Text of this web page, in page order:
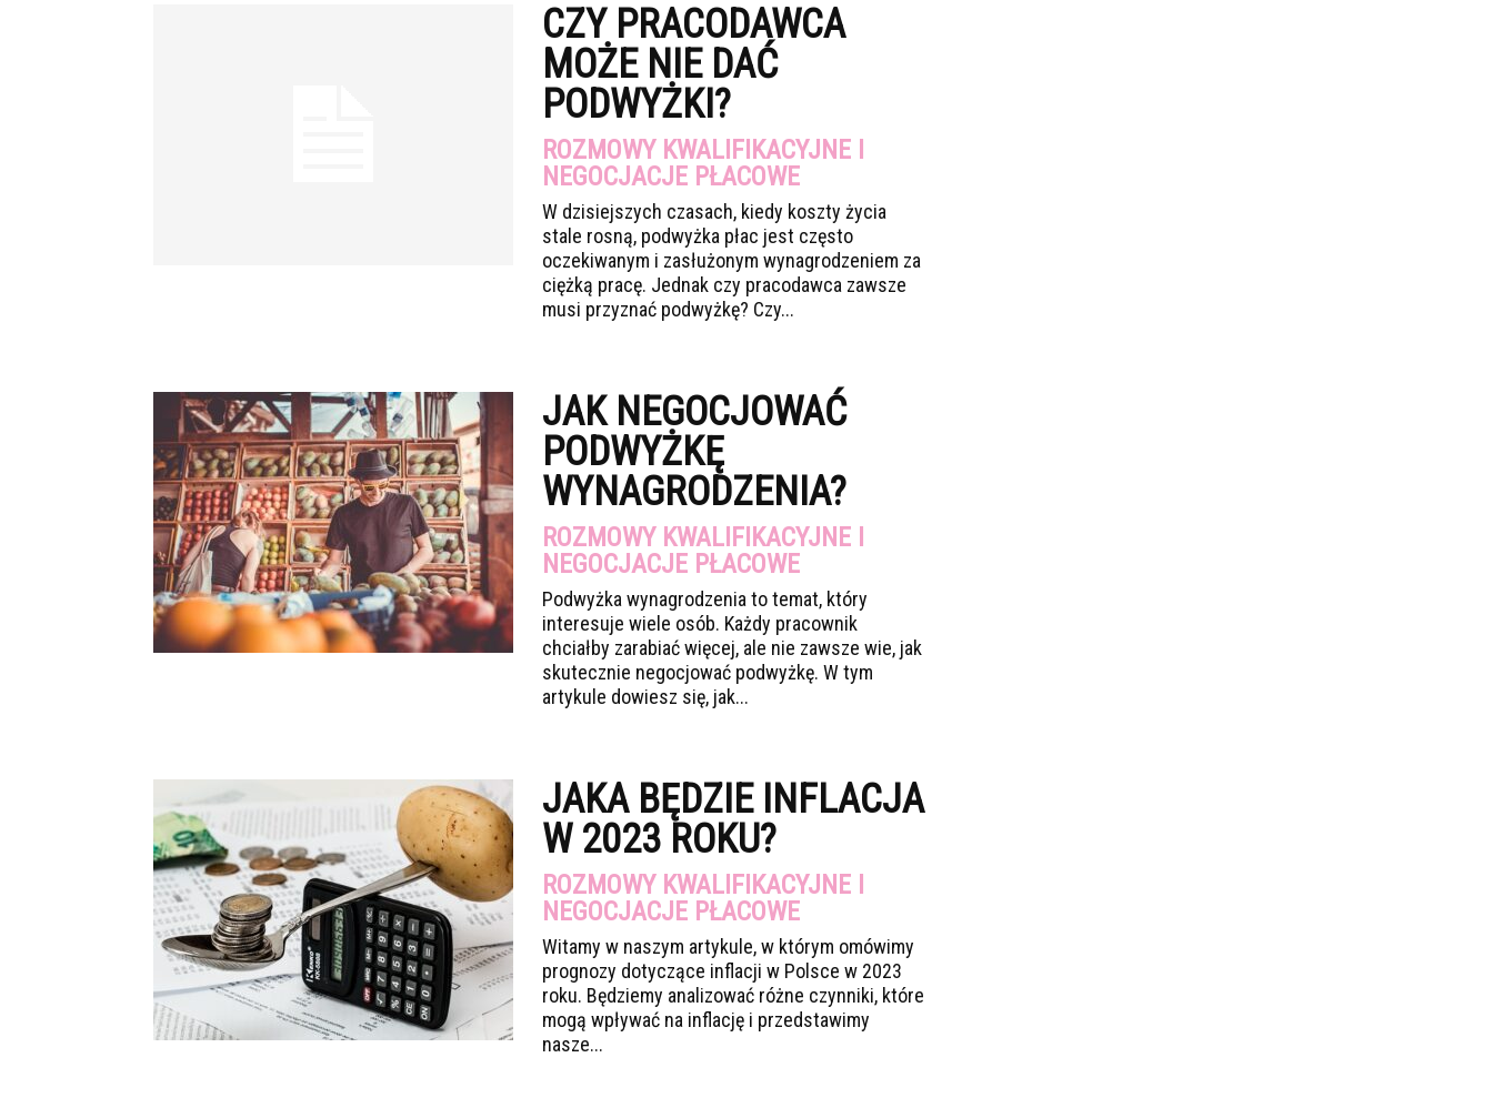
CZY PRACODAWCA
MOŻE NIE DAĆ
PODWYŻKI?
ROZMOWY KWALIFIKACYJNE I
NEGOCJACJE PŁACOWE
W dzisiejszych czasach, kiedy koszty życia
stale rosną, podwyżka płac jest często
oczekiwanym i zasłużonym wynagrodzeniem za
ciężką pracę. Jednak czy pracodawca zawsze
musi przyznać podwyżkę? Czy...
JAK NEGOCJOWAĆ
PODWYŻKĘ
WYNAGRODZENIA?
ROZMOWY KWALIFIKACYJNE I
NEGOCJACJE PŁACOWE
Podwyżka wynagrodzenia to temat, który
interesuje wiele osób. Każdy pracownik
chciałby zarabiać więcej, ale nie zawsze wie, jak
skutecznie negocjować podwyżkę. W tym
artykule dowiesz się, jak...
JAKA BĘDZIE INFLACJA
W 2023 ROKU?
ROZMOWY KWALIFIKACYJNE I
NEGOCJACJE PŁACOWE
Witamy w naszym artykule, w którym omówimy
prognozy dotyczące inflacji w Polsce w 2023
roku. Będziemy analizować różne czynniki, które
mogą wpływać na inflację i przedstawimy
nasze...